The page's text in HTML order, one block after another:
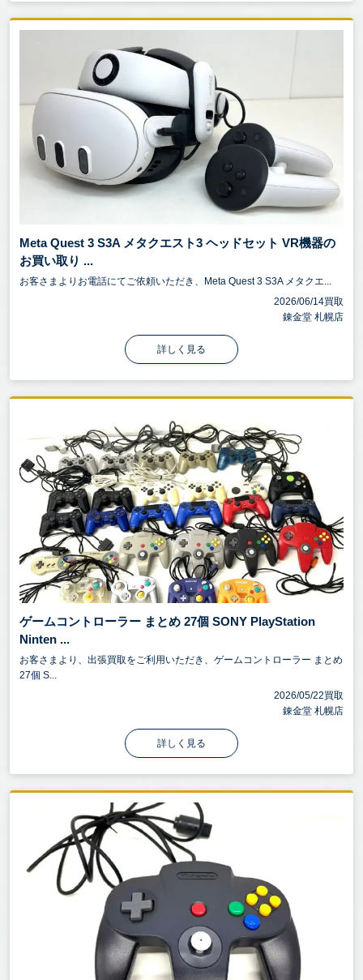
Meta Quest 3 S3A メタクエスト3 ヘッドセット VR機器の
お買い取り ...
お客さまよりお電話にてご依頼いただき、Meta Quest 3 S3A メタクエ...
2026/06/14買取
錬金堂 札幌店
詳しく見る
ゲームコントローラー まとめ 27個 SONY PlayStation
Ninten ...
お客さまより、出張買取をご利用いただき、ゲームコントローラー まとめ
27個 S...
2026/05/22買取
錬金堂 札幌店
詳しく見る